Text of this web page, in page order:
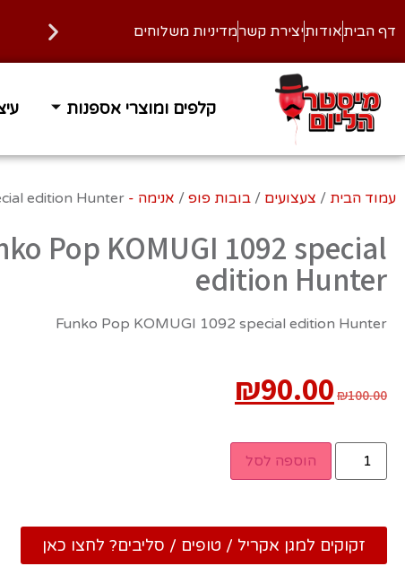
דף הביתאודותיצירת קשרמדיניות משלוחים
קלפים ומוצרי אספנות
עמוד הבית / צעצועים / בובות פופ / אנימה - ANIME edition Hunter
Pop KOMUGI 1092 special
edition Hunter
Funko Pop KOMUGI 1092 special edition Hunter
₪100.00
₪90.00
הוספה לסל
זקוקים למגן אקריל / טופים / סליבים? לחצו כאן